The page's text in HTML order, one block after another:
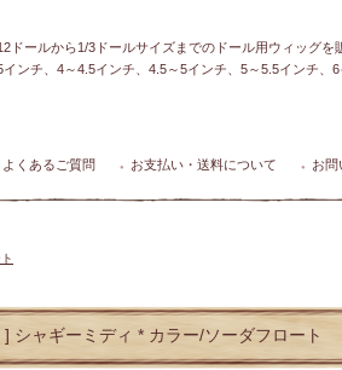
ドールから1/3ドールサイズまでのドール用ウィッグを
インチ、4～4.5インチ、4.5～5インチ、5～5.5インチ、
よくあるご質問 ● お支払い・送料について ● お問
] シャギーミディ * カラー/ソーダフロート